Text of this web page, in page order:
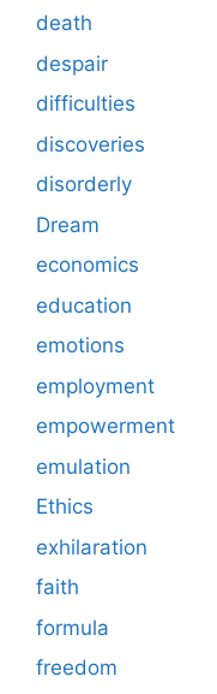
death
despair
difficulties
discoveries
disorderly
Dream
economics
education
emotions
employment
empowerment
emulation
Ethics
exhilaration
faith
formula
freedom